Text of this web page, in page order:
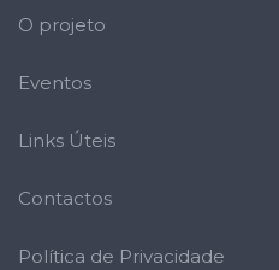
O projeto
Eventos
Links Úteis
Contactos
Política de Privacidade